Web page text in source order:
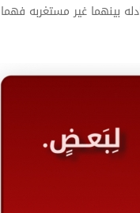
بينهما غير